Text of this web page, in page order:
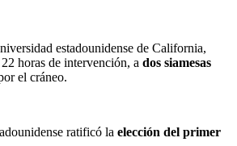
estadounidense de California,
22 horas de intervención, a dos siamesas
el cráneo.
ratificó la elección del primer